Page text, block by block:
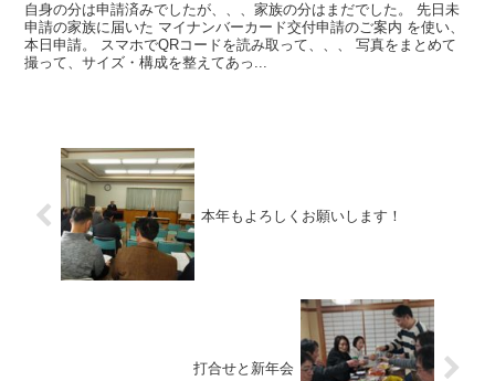
自身の分は申請済みでしたが、、、家族の分はまだでした。 先日未
申請の家族に届いた マイナンバーカード交付申請のご案内 を使い、
本日申請。 スマホでQRコードを読み取って、、、 写真をまとめて
撮って、サイズ・構成を整えてあっ...
本年もよろしくお願いします！
打合せと新年会